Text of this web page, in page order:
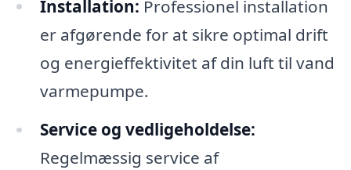
Installation: Professionel installation
er afgørende for at sikre optimal drift
og energieffektivitet af din luft til vand
varmepumpe.
Service og vedligeholdelse:
Regelmæssig service af